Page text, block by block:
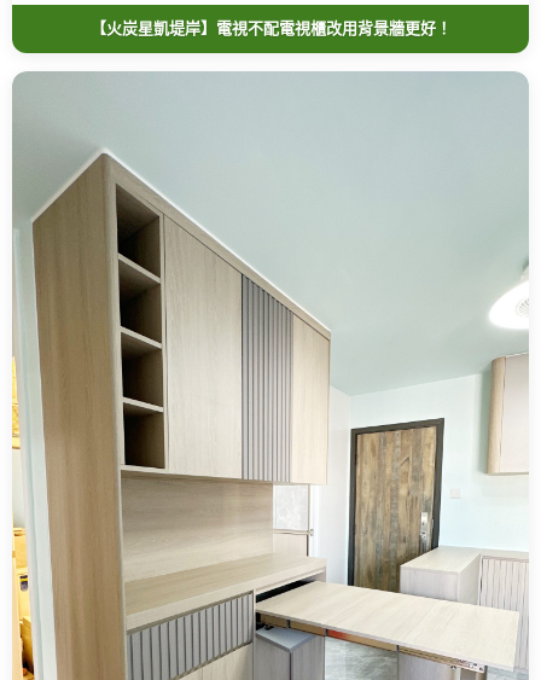
【火炭星凱堤岸】電視不配電視櫃改用背景牆更好！